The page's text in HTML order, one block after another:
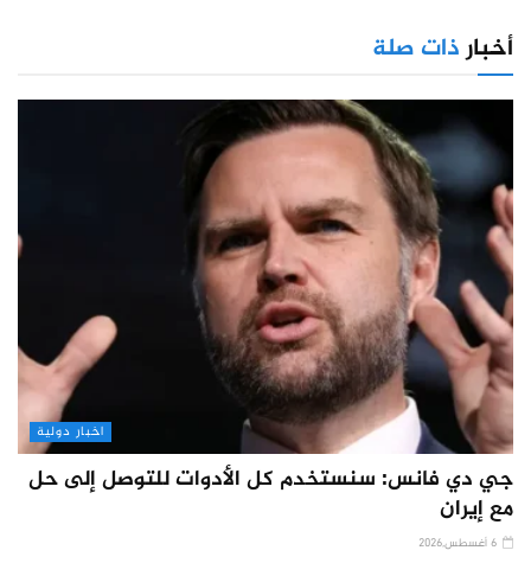
أخبارذات صلة
اخبار دولية
جي دي فانس: سنستخدم كل الأدوات للتوصل إلى حل
مع إيران